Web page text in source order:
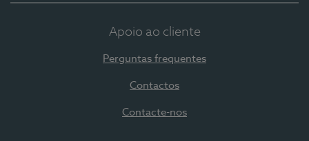
Apoio ao cliente
Perguntas frequentes
Contactos
Contacte-nos